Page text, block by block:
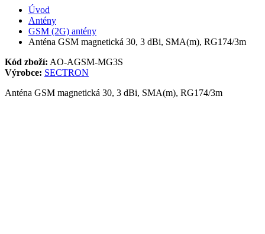
Úvod
Antény
GSM (2G) antény
Anténa GSM magnetická 30, 3 dBi, SMA(m), RG174/3m
Kód zboží: AO-AGSM-MG3S
Výrobce: SECTRON
Anténa GSM magnetická 30, 3 dBi, SMA(m), RG174/3m